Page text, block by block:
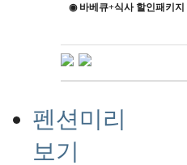
◉ 바베큐+식사 할인패키지
펜션미리
보기